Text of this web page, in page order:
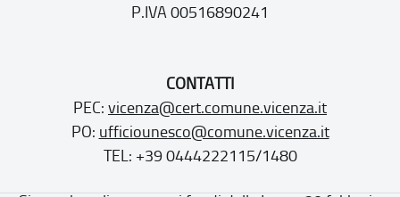
P.IVA 00516890241
CONTATTI
PEC: vicenza@cert.comune.vicenza.it
PO: ufficiounesco@comune.vicenza.it
TEL: +39 0444222115/1480